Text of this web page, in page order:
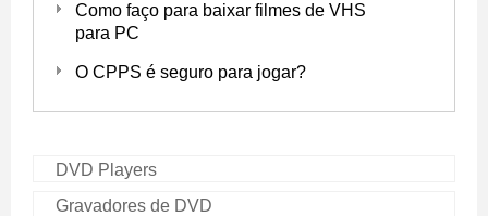
Como faço para baixar filmes de VHS
para PC
O CPPS é seguro para jogar?
DVD Players
Gravadores de DVD